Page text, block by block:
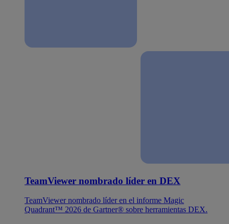
TeamViewer nombrado líder en DEX
TeamViewer nombrado líder en el informe Magic
Quadrant™ 2026 de Gartner® sobre herramientas DEX.